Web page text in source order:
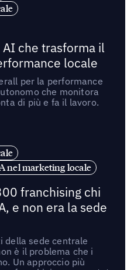
AI che trasforma il
locale
per la performance
che monitora
di più e fa il lavoro.
nel marketing locale
franchising chi
e non era la sede
della sede centrale
è il problema che i
Un approccio più